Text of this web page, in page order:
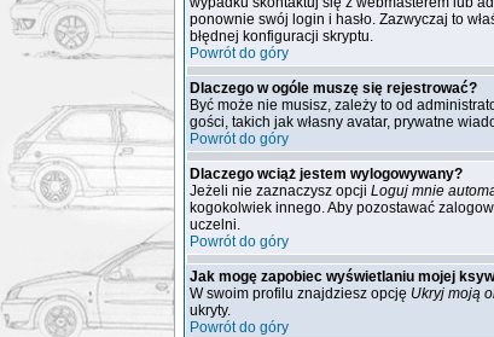
ponownie swój login i hasło. Zazwyczaj to
błędnej konfiguracji skryptu.
Powrót do góry
Dlaczego w ogóle muszę się rejestrować?
Być może nie musisz, zależy to od
gości, takich jak własny avatar, prywatne
Powrót do góry
Dlaczego wciąż jestem wylogowywany?
Jeżeli nie zaznaczysz opcji Loguj mnie
kogokolwiek innego. Aby pozostawać
uczelni.
Powrót do góry
Jak mogę zapobiec wyświetlaniu mojej
W swoim profilu znajdziesz opcję Ukryj moją
ukryty.
Powrót do góry